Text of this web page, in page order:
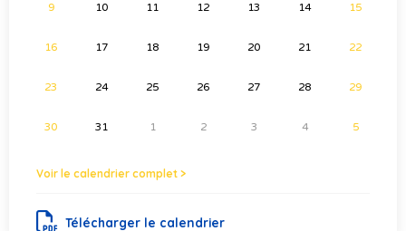
9 10 11 12 13 14 15
16 17 18 19 20 21 22
23 24 25 26 27 28 29
30 31 1 2 3 4 5
Voir le calendrier complet >
Télécharger le calendrier